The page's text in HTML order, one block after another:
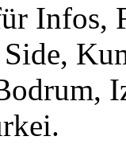
Infos,